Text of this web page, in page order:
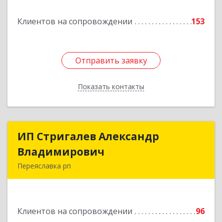
Клиентов на сопровождении 153
Отправить заявку
Показать контакты
Отправить заявку
Назад
ИП Стригалев Александр
Владимирович
Переяславка рп
Клиентов на сопровождении 96
ИП Стригалев Александр
Подробнее